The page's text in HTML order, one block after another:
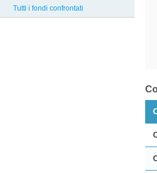
Robeco
Tutti i fondi confrontati